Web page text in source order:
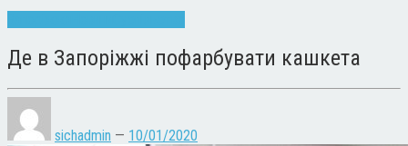
Де в Запоріжжі пофарбувати кашкета
sichadmin — 10/01/2020